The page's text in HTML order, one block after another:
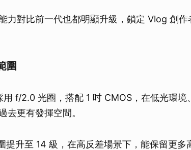
力對比前一代也都明顯升級，鎖定 Vlog 創作
圍
f/2.0 光圈，搭配 1 吋 CMOS，在低光環境
去更有發揮空間。
提升至 14 級，在高反差場景下，能保留更多